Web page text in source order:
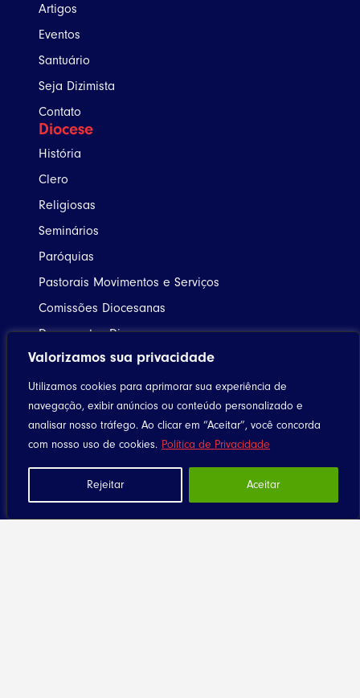
Valorizamos sua privacidade
Utilizamos cookies para aprimorar sua experiência de
navegação, exibir anúncios ou conteúdo personalizado e
analisar nosso tráfego. Ao clicar em “Aceitar”, você concorda
com nosso uso de cookies. Política de Privacidade
Rejeitar Aceitar
Artigos
Eventos
Santuário
Seja Dizimista
Contato
Diocese
História
Clero
Religiosas
Seminários
Paróquias
Pastorais Movimentos e Serviços
Comissões Diocesanas
Documentos Diocesanos
Bispo
Notícias
Utilitários
Celebrando a Vida
Liturgia Diária